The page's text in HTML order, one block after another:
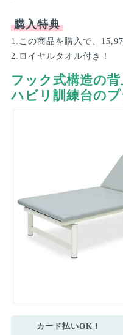
購入特典
1.この商品を購入で、
2.ロイヤルタオル付き！
フック式構造の
ハビリ訓練台の
カード払いOK！